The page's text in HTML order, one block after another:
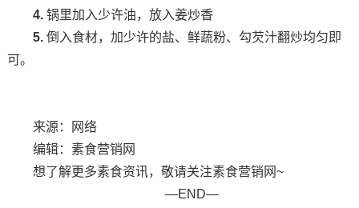
4. 锅里加入少许油，放入姜炒香
5.倒入食材，加少许的盐、鲜蔬粉、勾芡汁翻炒均匀即
可。
来源：网络
编辑：素食营销网
想了解更多素食资讯，敬请关注素食营销网~
—END—